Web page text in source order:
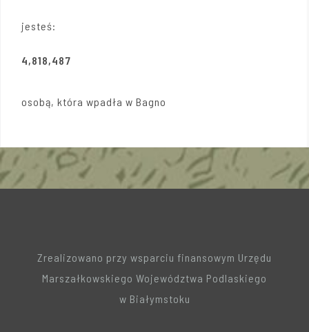
jesteś:
4,818,487
osobą, która wpadła w Bagno
Zrealizowano przy wsparciu finansowym Urzędu
Marszałkowskiego Województwa Podlaskiego
w Białymstoku